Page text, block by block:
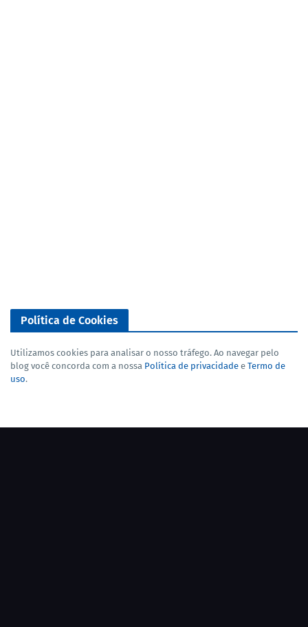
Política de Cookies
Utilizamos cookies para analisar o nosso tráfego. Ao navegar pelo
blog você concorda com a nossa Política de privacidade e Termo de
uso.